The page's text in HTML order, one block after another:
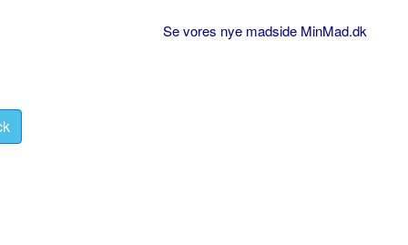
Se vores nye madside MinMad.dk